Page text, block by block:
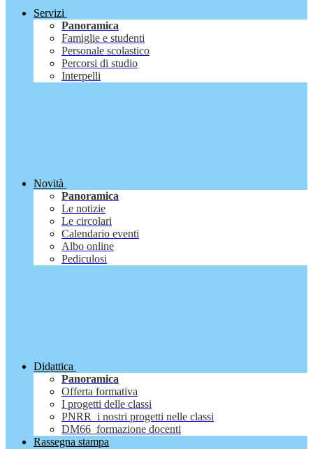
Servizi
Panoramica
Famiglie e studenti
Personale scolastico
Percorsi di studio
Interpelli
Novità
Panoramica
Le notizie
Le circolari
Calendario eventi
Albo online
Pediculosi
Didattica
Panoramica
Offerta formativa
I progetti delle classi
PNRR_i nostri progetti nelle classi
DM66_formazione docenti
Rassegna stampa